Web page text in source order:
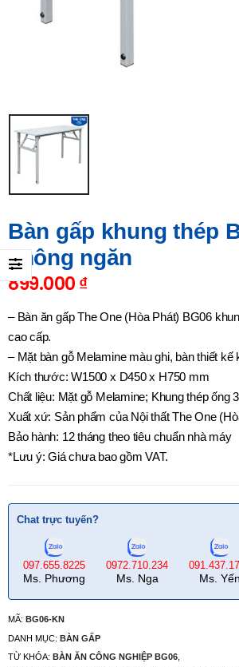
Bàn gấp khung thép
không ngăn
899.000₫
– Bàn ăn gấp The One (Hòa Phát) BG06
cao cấp.
– Mặt bàn gỗ Melamine màu ghi, bàn thiết kế
Kích thước: W1500 x D450 x H750 mm
Chất liệu: Mặt gỗ Melamine; Khung thép ống
Xuất xứ: Sản phẩm của Nội thất The One
Bảo hành: 12 tháng theo tiêu chuẩn nhà máy
*Lưu ý: Giá chưa bao gồm VAT.
Chat trực tuyến?
097.655.8225
Ms. Phương
0972.710.234
Ms. Nga Ms. Yến
MÃ: BG06-KN
DANH MỤC: BÀN GẤP
TỪ KHÓA: BÀN ĂN CÔNG NGHIỆP BG06